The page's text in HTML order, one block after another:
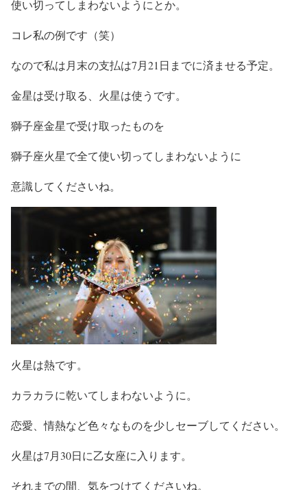
使い切ってしまわないようにとか。
コレ私の例です（笑）
なので私は月末の支払は7月21日までに済ませる予定。
金星は受け取る、火星は使うです。
獅子座金星で受け取ったものを
獅子座火星で全て使い切ってしまわないように
意識してくださいね。
火星は熱です。
カラカラに乾いてしまわないように。
恋愛、情熱など色々なものを少しセーブしてください。
火星は7月30日に乙女座に入ります。
それまでの間、気をつけてくださいね。